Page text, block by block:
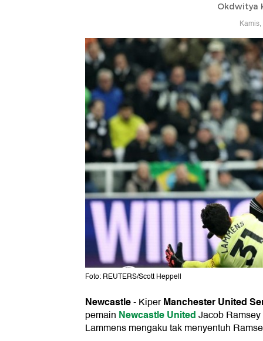
Okdwitya
Foto: REUTERS/Scott Heppell
Newcastle-KiperManchester United
pemain Newcastle UnitedJacob
Lammens mengaku tak menyentuh